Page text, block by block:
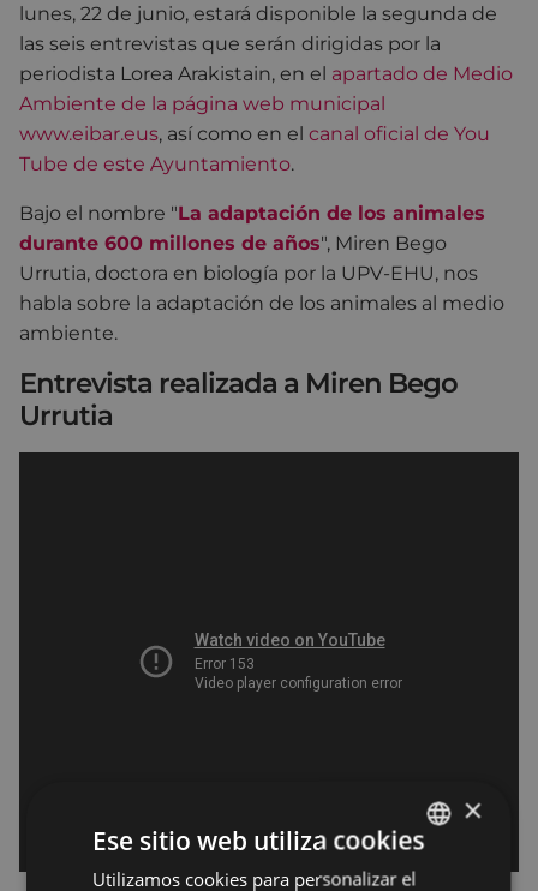
lunes, 22 de junio, estará disponible la segunda de
las seis entrevistas que serán dirigidas por la
periodista Lorea Arakistain, en el apartado de Medio
Ambiente de la página web municipal
www.eibar.eus, así como en el canal oficial de You
Tube de este Ayuntamiento.
Bajo el nombre "La adaptación de los animales
durante 600 millones de años", Miren Bego
Urrutia, doctora en biología por la UPV-EHU, nos
habla sobre la adaptación de los animales al medio
ambiente.
Entrevista realizada a Miren Bego
Urrutia
BASQUE
×
Ese sitio web utiliza cookies
Utilizamos cookies para personalizar el